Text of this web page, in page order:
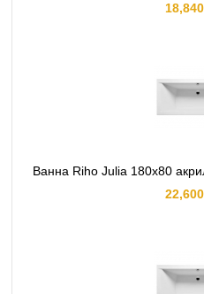
Ванна Riho Julia 180x80